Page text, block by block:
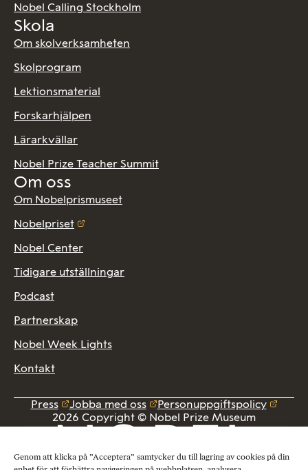
Genom att klicka på ”Acceptera” samtycker du till lagring av cookies på din
Nobel Calling Stockholm
Skola
Om skolverksamheten
Skolprogram
Lektionsmaterial
Forskarhjälpen
Lärarkvällar
Nobel Prize Teacher Summit
Om oss
Om Nobelprismuseet
Nobelpriset
Nobel Center
Tidigare utställningar
Podcast
Partnerskap
Nobel Week Lights
Kontakt
Press Jobba med oss
Personuppgiftspolicy
2026 Copyright © Nobel Prize Museum